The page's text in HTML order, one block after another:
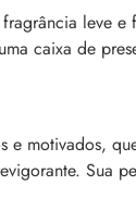
leve
caixa de
motivados,
Sua